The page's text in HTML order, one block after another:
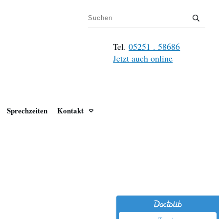
Tel.05251 . 58686
Jetzt auch online
Sprechzeiten Kontakt